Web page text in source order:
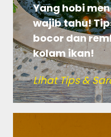
Yang hobi
wajib tahu!
bocor dan
kolam ikan!
Lihat Tips &